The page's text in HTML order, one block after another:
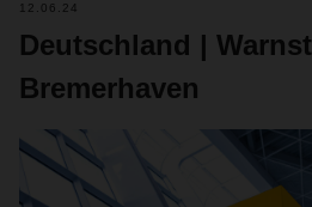
12.06.24
Deutschland |
Bremerhaven